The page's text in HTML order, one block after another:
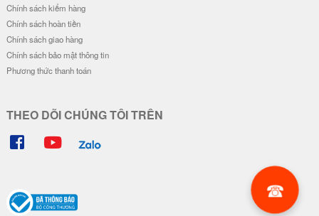
Chính sách kiểm hàng
Chính sách hoàn tiền
Chính sách giao hàng
Chính sách bảo mật thông tin
Phương thức thanh toán
THEO DÕI CHÚNG TÔI TRÊN